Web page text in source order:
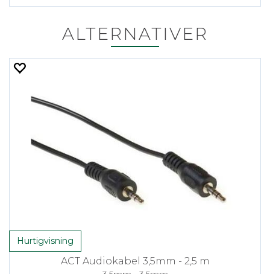
ALTERNATIVER
Hurtigvisning
ACT Audiokabel 3,5mm - 2,5 m